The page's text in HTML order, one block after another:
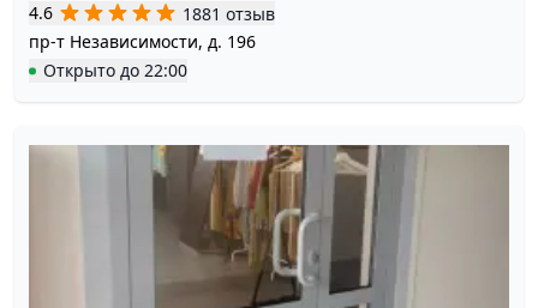
4.6
1881 отзыв
пр-т Независимости, д. 196
Открыто до 22:00